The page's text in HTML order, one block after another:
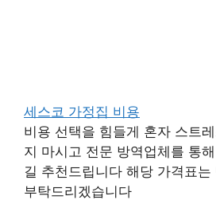
세스코 가정집 비용
비용 선택을 힘들게 혼자 스트
지 마시고 전문 방역업체를 통
길 추천드립니다 해당 가격표
부탁드리겠습니다